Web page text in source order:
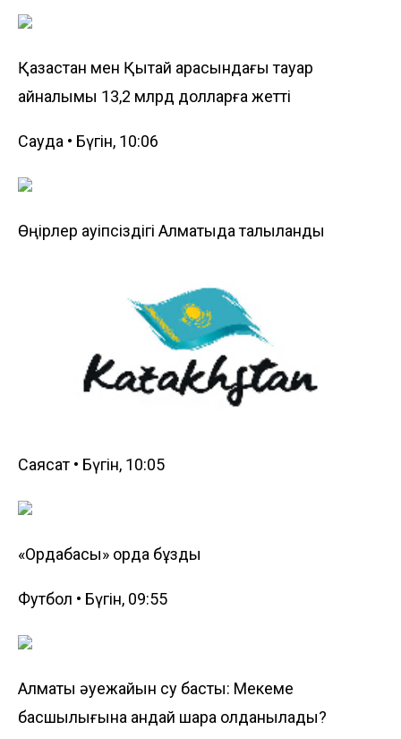
Қазақстан мен Қытай арасындағы тауар
айналымы 13,2 млрд долларға жетті
Сауда • Бүгін, 10:06
Өңірлер қауіпсіздігі Алматыда талқыланды
Саясат • Бүгін, 10:05
«Ордабасы» орда бұзды
Футбол • Бүгін, 09:55
Алматы әуежайын су басты: Мекеме
басшылығына қандай шара қолданылады?